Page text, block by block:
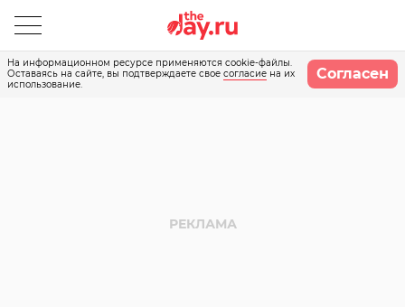
На информационном ресурсе применяются cookie-файлы.
Оставаясь на сайте, вы подтверждаете свое согласие на их
использование.
Согласен